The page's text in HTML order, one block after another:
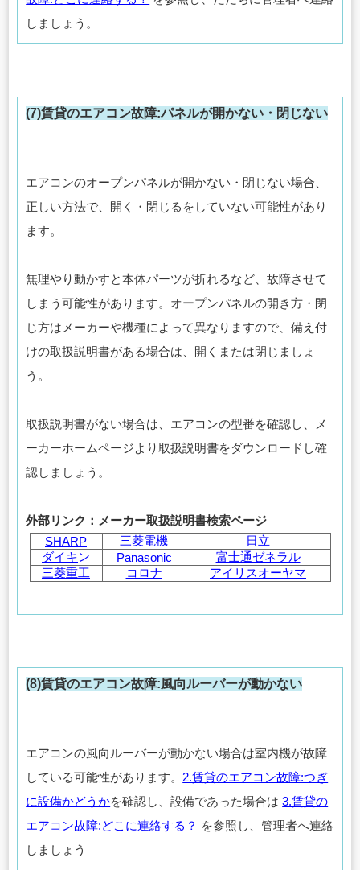
しましょう。
(7)賃貸のエアコン故障:パネルが開かない・閉じない
エアコンのオープンパネルが開かない・閉じない場合、
正しい方法で、開く・閉じるをしていない可能性があり
ます。
無理やり動かすと本体パーツが折れるなど、故障させて
しまう可能性があります。オープンパネルの開き方・閉
じ方はメーカーや機種によって異なりますので、備え付
けの取扱説明書がある場合は、開くまたは閉じましょ
う。
取扱説明書がない場合は、エアコンの型番を確認し、メ
ーカーホームページより取扱説明書をダウンロードし確
認しましょう。
外部リンク：メーカー取扱説明書検索ページ
SHARP
三菱電機
日立
ダイキン Panasonic
富士通ゼネラル
三菱重工
コロナ アイリスオーヤマ
(8)賃貸のエアコン故障:風向ルーバーが動かない
エアコンの風向ルーバーが動かない場合は室内機が故障
している可能性があります。 2.賃貸のエアコン故障:つぎ
に設備かどうかを確認し、設備であった場合は3.賃貸の
エアコン故障:どこに連絡する？ を参照し、管理者へ連絡
しましょう